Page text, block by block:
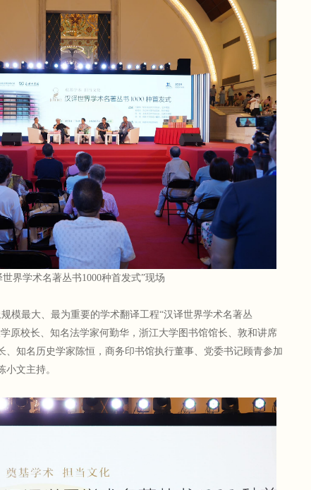
世界学术名著丛书1000种首发式”现场
模最大、最为重要的学术翻译工程“汉译世界学术名著丛
原校长、知名法学家何勤华，浙江大学图书馆馆长、敦和讲席
、知名历史学家陈恒，商务印书馆执行董事、党委书记顾青参加
文主持。